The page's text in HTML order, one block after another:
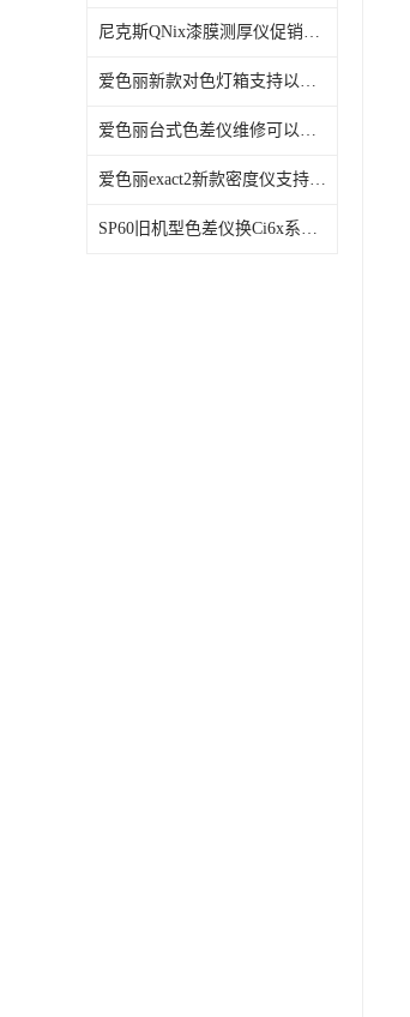
尼克斯QNix漆膜测厚仪促销活动
爱色丽新款对色灯箱支持以旧换新 数量有限
爱色丽台式色差仪维修可以以旧换新
爱色丽exact2新款密度仪支持以旧换新
SP60旧机型色差仪换Ci6x系列光度仪